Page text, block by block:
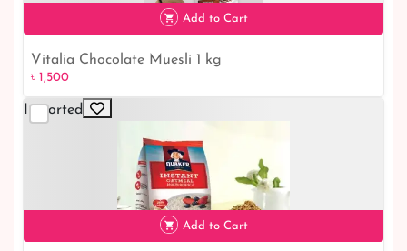
৳ 1,500
Add to Cart
Vitalia Chocolate Muesli 1 kg
৳ 1,500
Imported
Add to Cart